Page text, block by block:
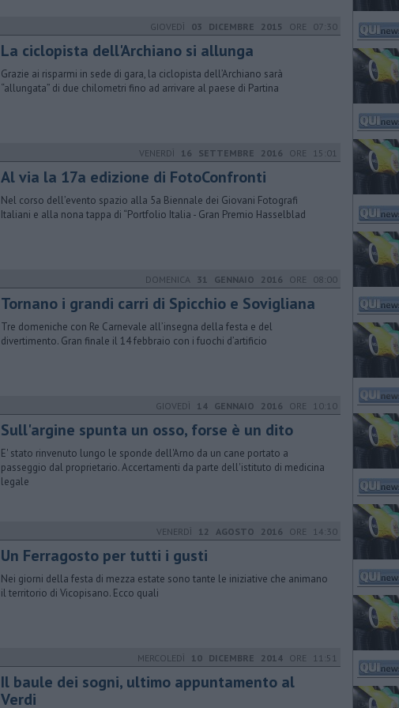
GIOVEDÌ 03 DICEMBRE 2015 ORE 07:30
La ciclopista dell'Archiano si allunga
Grazie ai risparmi in sede di gara, la ciclopista dell’Archiano sarà
“allungata” di due chilometri fino ad arrivare al paese di Partina
VENERDÌ 16 SETTEMBRE 2016 ORE 15:01
Al via la 17a edizione di FotoConfronti
Nel corso dell’evento spazio alla 5a Biennale dei Giovani Fotografi
Italiani e alla nona tappa di “Portfolio Italia - Gran Premio Hasselblad
DOMENICA 31 GENNAIO 2016 ORE 08:00
Tornano i grandi carri di Spicchio e Sovigliana
Tre domeniche con Re Carnevale all’insegna della festa e del
divertimento. Gran finale il 14 febbraio con i fuochi d’artificio
GIOVEDÌ 14 GENNAIO 2016 ORE 10:10
Sull'argine spunta un osso, forse è un dito
E' stato rinvenuto lungo le sponde dell'Arno da un cane portato a
passeggio dal proprietario. Accertamenti da parte dell'istituto di medicina
legale
VENERDÌ 12 AGOSTO 2016 ORE 14:30
Un Ferragosto per tutti i gusti
Nei giorni della festa di mezza estate sono tante le iniziative che animano
il territorio di Vicopisano. Ecco quali
MERCOLEDÌ 10 DICEMBRE 2014 ORE 11:51
Il baule dei sogni, ultimo appuntamento al
Verdi